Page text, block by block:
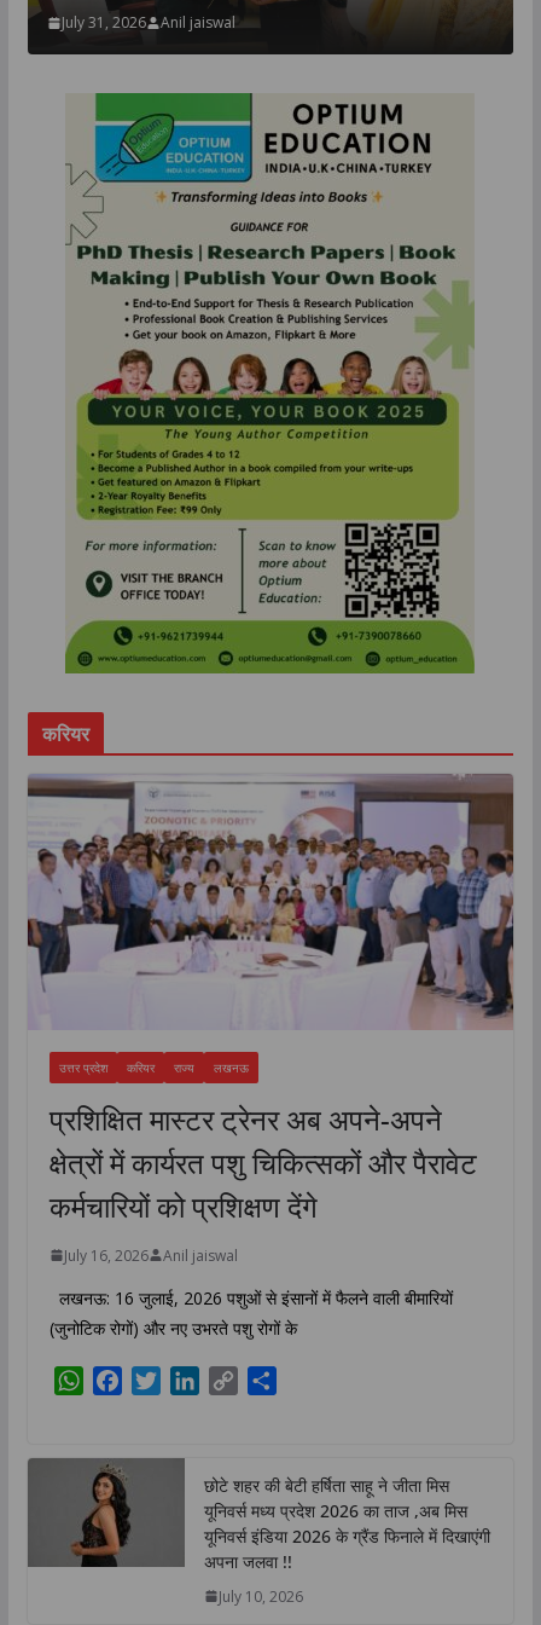
July 31, 2026 Anil jaiswal
करियर
उत्तर प्रदेश करियर राज्य लखनऊ
प्रशिक्षित मास्टर ट्रेनर अब अपने-अपने
क्षेत्रों में कार्यरत पशु चिकित्सकों और पैरावेट
कर्मचारियों को प्रशिक्षण देंगे
July 16, 2026 Anil jaiswal
लखनऊ: 16 जुलाई, 2026 पशुओं से इंसानों में फैलने वाली बीमारियों
(जुनोटिक रोगों) और नए उभरते पशु रोगों के
W
s
A
p
e
b
o
o
e
d
n
L
i
n
e
छोटे शहर की बेटी हर्षिता साहू ने जीता मिस
यूनिवर्स मध्य प्रदेश 2026 का ताज ,अब मिस
यूनिवर्स इंडिया 2026 के ग्रैंड फिनाले में दिखाएंगी
अपना जलवा !!
July 10, 2026